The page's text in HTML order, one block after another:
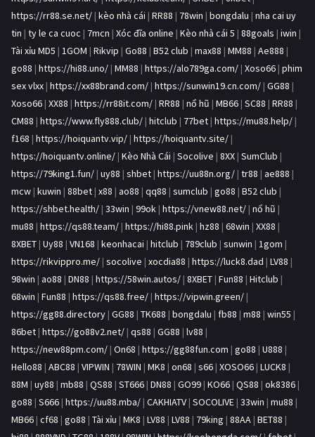
https://rr88.se.net/ | kèo nhà cái | RR88 | 78win | bongdalu | nha cai uy
tin | ty le ca cuoc | 7mcn | Xóc đĩa online | Kèo nhà cái 5 | 88goals | iwin |
Tài xỉu MD5 | 1GOM | Rikvip | Go88 | B52 club | max88 | MM88 | Ae888 |
go88 | https://hi88.uno/ | MM88 | https://alo789ga.com/ | Xoso66 | phim
sex vlxx | https://xx88brand.com/ | https://sunwin19.cn.com/ | GG88 |
Xoso66 | XX88 | https://rr88it.com/ | RR88 | nổ hũ | MB66 | SC88 | RR88 |
CM88 | https://www.fly888.club/ | hitclub | 77bet | https://mu88.help/ |
f168 | https://hoiquantv.vip/ | https://hoiquantv.site/ |
https://hoiquantv.online/ | Kèo Nhà Cái | Socolive | 8XX | SumClub |
https://79king1.fun/ | uy88 | shbet | https://uu88n.org/ | tr88 | ae888 |
mcw | kuwin | 88bet | x88 | ao88 | qq88 | sumclub | go88 | B52 club |
https://shbet.health/ | 33win | 99ok | https://vnew88.net/ | nổ hũ |
mu88 | https://qs88.team/ | https://hi88.pink | hz88 | 68win | XX88 |
8XBET | Uy88 | VN168 | keonhacai | hitclub | 789club | sunwin | 1gom |
https://rikvippro.me/ | socolive | xocdia88 | https://luck8.dad | LV88 |
98win | ao88 | DN88 | https://58win.autos/ | 8XBET | Fun88 | Hitclub |
68win | Fun88 | https://qs88.free/ | https://vipwin.green/ |
https://gg88.directory | GG88 | TK688 | bongdalu | fb88 | m88 | win55 |
86bet | https://go88v2.net/ | qs88 | GG88 | lv88 |
https://new88pm.com/ | On68 | https://gg88fun.com | go88 | U888 |
Hello88 | ABC88 | VIPWIN | 78WIN | MK8 | on68 | s66 | XOSO66 | LUCK8 |
88M | uy88 | mb88 | QS88 | ST666 | DN88 | GO99 | KO66 | QS88 | ok8386 |
go88 | S666 | https://uu88.mba/ | CAKHIATV | SOCOLIVE | 33win | mu88 |
MB66 | cf68 | go88 | Tài xỉu | MK8 | LV88 | LV88 | 79king | 88AA | BET88 |